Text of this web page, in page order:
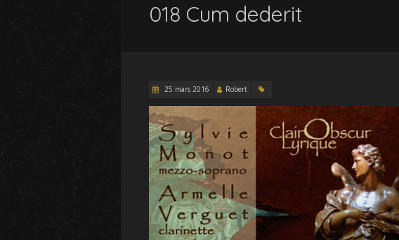
018 Cum dederit
25 mars 2016 Robert